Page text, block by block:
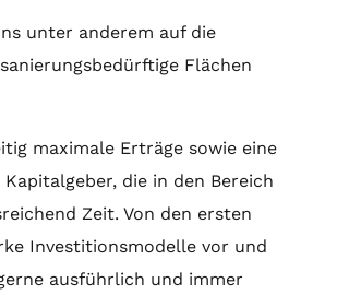
unter anderem auf die
Flächen
maximale Erträge sowie eine
die in den Bereich
Zeit. Von den ersten
Investitionsmodelle vor und
ausführlich und immer